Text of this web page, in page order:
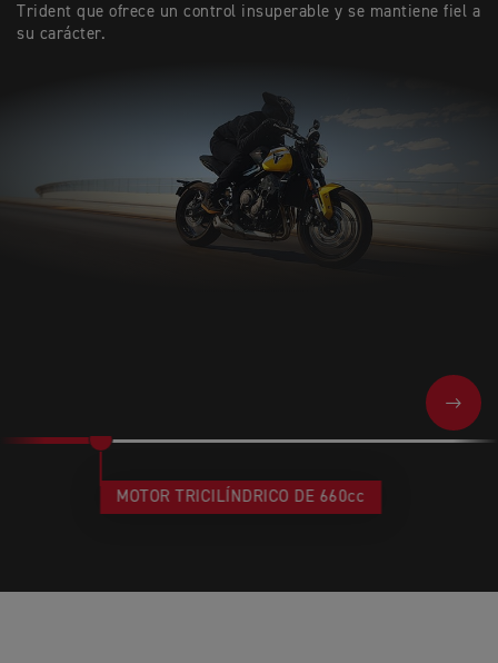
Trident que ofrece un control insuperable y se mantiene fiel a
su carácter.
NEXT
MOTOR TRICILÍNDRICO DE 660cc